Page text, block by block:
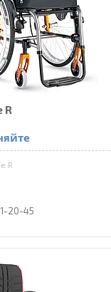
R
R
20-45